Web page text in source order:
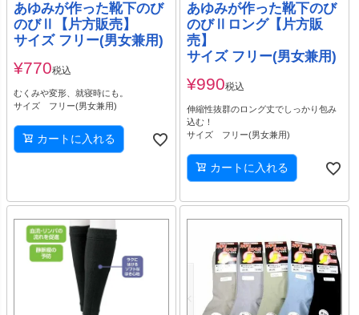
あゆみが作った靴下のび
のびⅡ【片方販売】
サイズ フリー(男女兼用)
¥770税込
むくみや変形、就寝時にも。
サイズ フリー(男女兼用)
カートに入れる
あゆみが作った靴下のび
のびⅡロング【片方販
売】
サイズ フリー(男女兼用)
¥990税込
伸縮性抜群のロング丈でしっかり包み
込む！
サイズ フリー(男女兼用)
カートに入れる